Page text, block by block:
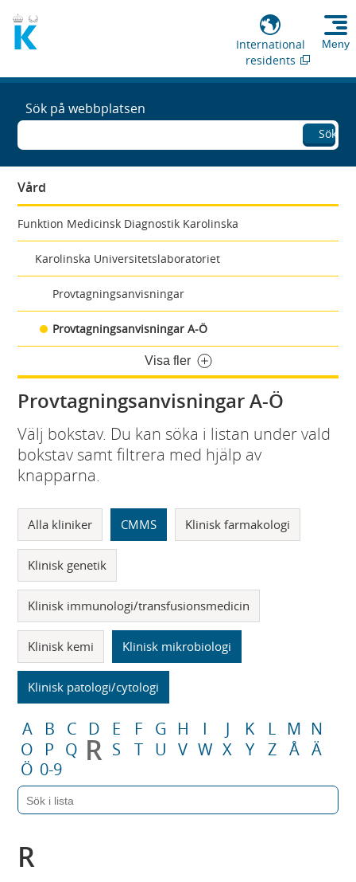
International
residents
Meny
Sök på webbplatsen
Sök
Vård
Funktion Medicinsk Diagnostik Karolinska
Karolinska Universitetslaboratoriet
Provtagningsanvisningar
Provtagningsanvisningar A-Ö
Visa fler
Provtagningsanvisningar A-Ö
Välj bokstav. Du kan söka i listan under vald
bokstav samt filtrera med hjälp av
knapparna.
Alla kliniker CMMS Klinisk farmakologi
Klinisk genetik
Klinisk immunologi/transfusionsmedicin
Klinisk kemi Klinisk mikrobiologi
Klinisk patologi/cytologi
A B C D E F G H I J K L M N
O
P Q R S T U V W X Y Z Å Ä
Ö 0-9
R